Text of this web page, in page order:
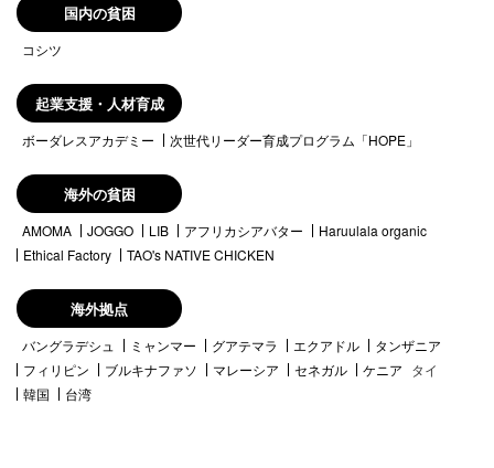
国内の貧困
コシツ
起業支援・人材育成
ボーダレスアカデミー 次世代リーダー育成プログラム「HOPE」
海外の貧困
AMOMA JOGGO LIB アフリカシアバター
Haruulala organic
Ethical Factory
TAO's NATIVE CHICKEN
海外拠点
バングラデシュ ミャンマー グアテマラ エクアドル
タンザニア
フィリピン
ブルキナファソ マレーシア セネガル ケニア タイ
韓国
台湾